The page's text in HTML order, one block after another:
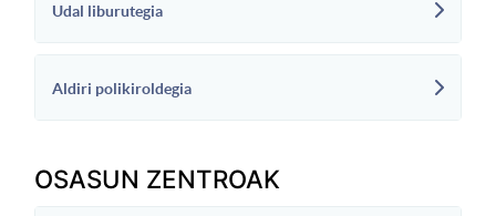
Udal liburutegia
Aldiri polikiroldegia
OSASUN ZENTROAK